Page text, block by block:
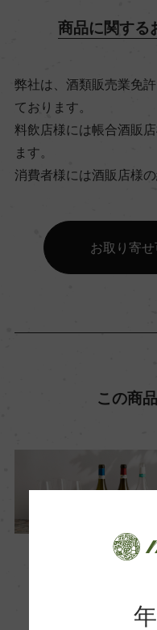
ボルドー
地区名
ー
商品に関する
弊社は、酒類販売業免
ております。
料飲店様には帳合酒販
ます。
消費者様には酒販店様
お取り寄
この商